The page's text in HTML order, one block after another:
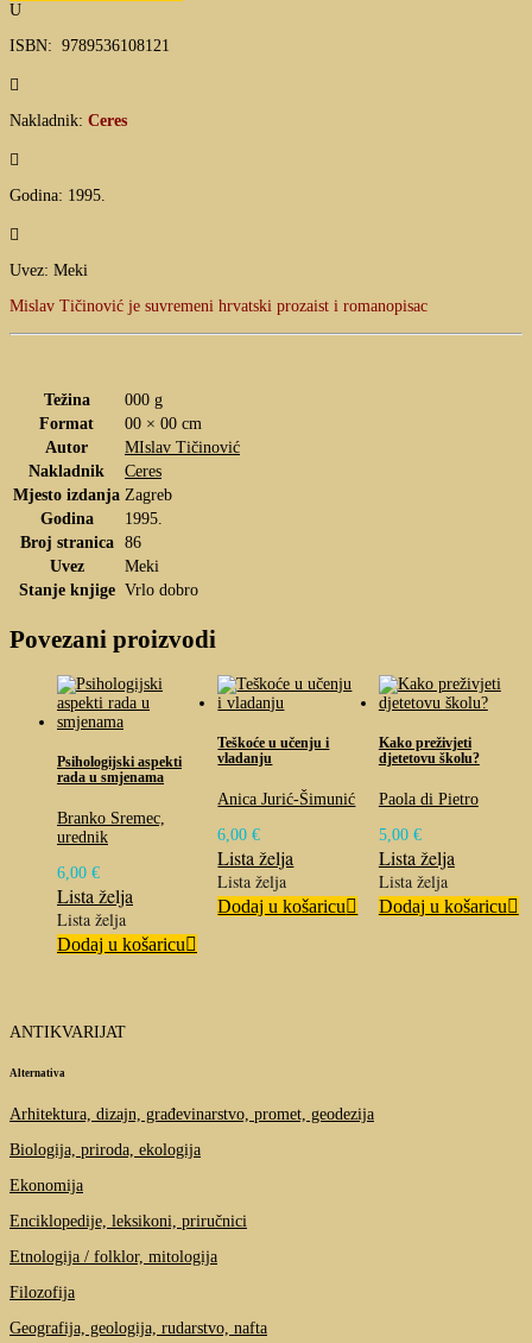
U
ISBN: 9789536108121

Nakladnik: Ceres

Godina: 1995.

Uvez: Meki
Mislav Tičinović je suvremeni hrvatski prozaist i romanopisac
Težina
000 g
Format
00 × 00 cm
Autor
MIslav Tičinović
Nakladnik
Ceres
Mjesto izdanja Zagreb
Godina
1995.
Broj stranica
86
Uvez
Meki
Stanje knjige Vrlo dobro
Povezani proizvodi
Psihologijski aspekti
rada u smjenama
Branko Sremec,
urednik
6,00 €
Lista želja
Lista želja
Dodaj u košaricu
Teškoće u učenju i
vladanju
Anica Jurić-Šimunić
6,00€
Lista želja
Lista želja
Dodaj u košaricu
Kako preživjeti
djetetovu školu?
Paola di Pietro
5,00 €
Lista želja
Lista želja
Dodaj u košaricu
ANTIKVARIJAT
Alternativa
Arhitektura, dizajn, građevinarstvo, promet, geodezija
Biologija, priroda, ekologija
Ekonomija
Enciklopedije, leksikoni, priručnici
Etnologija / folklor, mitologija
Filozofija
Geografija, geologija, rudarstvo, nafta